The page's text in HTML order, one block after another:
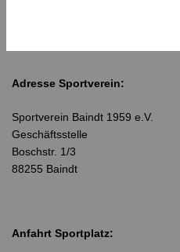
Adresse Sportverein:
Sportverein Baindt 1959 e.V.
Geschäftsstelle
Boschstr. 1/3
88255 Baindt
Anfahrt Sportplatz: